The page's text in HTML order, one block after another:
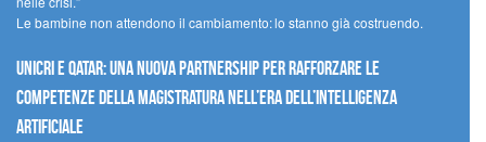
Le bambine non attendono il cambiamento: lo stanno già costruendo.
UNICRI e Qatar: una nuova partnership per rafforzare le
competenze della magistratura nell’era dell’intelligenza
artificiale